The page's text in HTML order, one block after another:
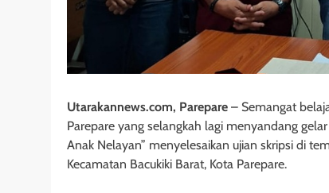
Utarakannews.com, Parepare – Semangat
Parepare yang selangkah lagi menyandang
Anak Nelayan” menyelesaikan ujian skripsi di
Kecamatan Bacukiki Barat, Kota Parepare.